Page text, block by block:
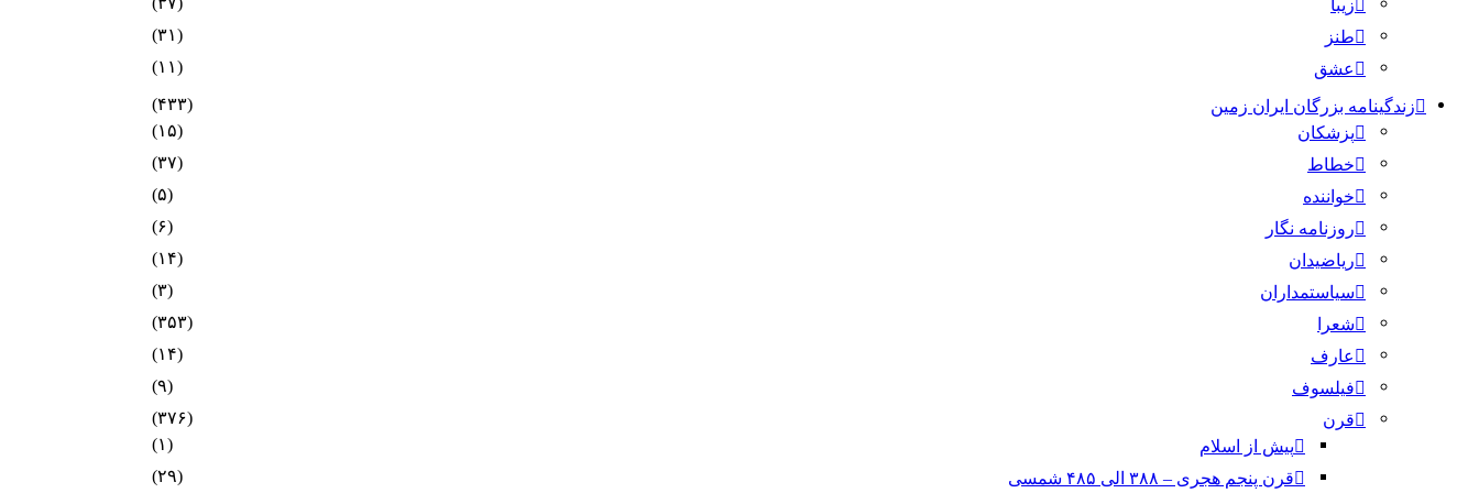
زیبا
طنز
(۳۱)
عشق
(۱۱)
زندگینامه بزرگان ایران زمین
(۴۳۳)
پزشکان
(۱۵)
خطاط
(۳۷)
خواننده
(۵)
روزنامه نگار
(۶)
ریاضیدان
(۱۴)
سیاستمداران
(۳)
شعرا
(۳۵۳)
عارف
(۱۴)
فیلسوف
(۹)
قرن
(۳۷۶)
پیش از اسلام
(۱)
قرن پنجم هجری – ۳۸۸ الی ۴۸۵ شمسی
(۲۹)